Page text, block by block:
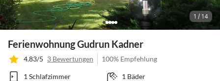
1 / 14
Ferienwohnung Gudrun Kadner
4.83/5 3 Bewertungen 100% Empfehlung
1 Schlafzimmer
1 Bäder